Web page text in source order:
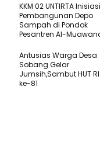
KKM 02 UNTIRTA Inisiasi
Pembangunan Depo
Sampah di Pondok
Pesantren Al-
Antusias Warga Desa
Sobang Gelar
Jumsih,Sambut HUT RI
ke-81